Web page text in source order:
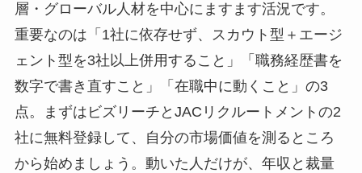
層・グローバル人材を中心にますます活況です。
重要なのは「1社に依存せず、スカウト型＋エージ
ェント型を3社以上併用すること」「職務経歴書を
数字で書き直すこと」「在職中に動くこと」の3
点。まずはビズリーチとJACリクルートメントの2
社に無料登録して、自分の市場価値を測るところ
から始めましょう。動いた人だけが、年収と裁量